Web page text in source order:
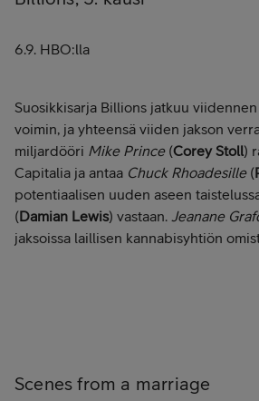
6.9. HBO:lla
Suosikkisarja Billions jatkuu
voimin, ja yhteensä viiden jakson
miljardööri Mike Prince(Corey Stoll)
Capitalia ja antaa Chuck Rhoadesille(
potentiaalisen uuden aseen
(Damian Lewis) vastaan. Jeanane
jaksoissa laillisen kannabisyhtiön
Scenes from a marriage